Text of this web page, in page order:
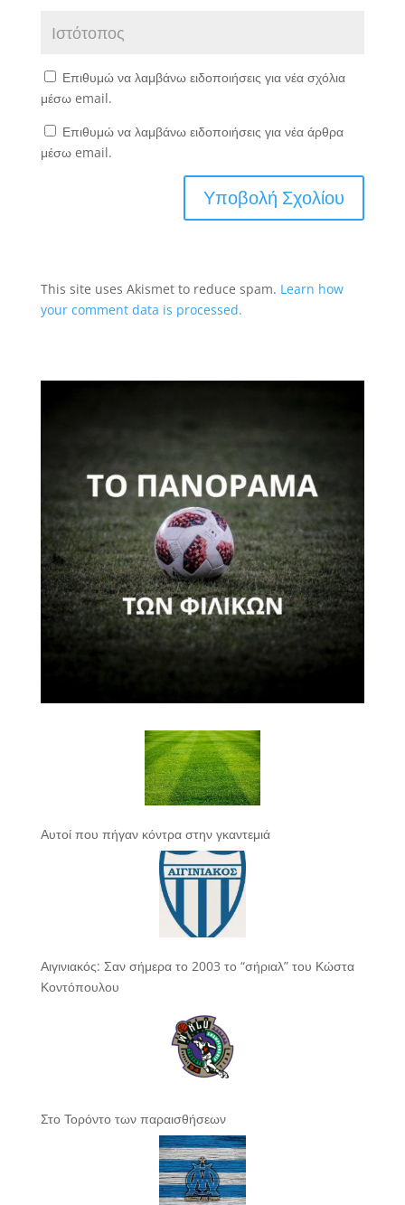
Επιθυμώ να λαμβάνω ειδοποιήσεις για νέα σχόλια
μέσω email.
Επιθυμώ να λαμβάνω ειδοποιήσεις για νέα άρθρα
μέσω email.
This site uses Akismet to reduce spam. Learn how
your comment data is processed.
Αυτοί που πήγαν κόντρα στην γκαντεμιά
Αιγινιακός: Σαν σήμερα το 2003 το “σήριαλ” του Κώστα
Κοντόπουλου
Στο Τορόντο των παραισθήσεων